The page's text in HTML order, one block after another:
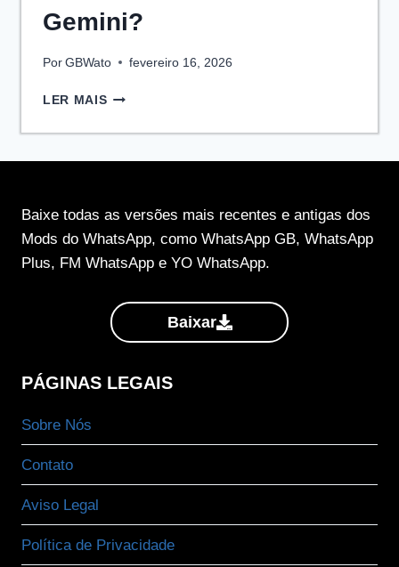
Gemini?
Por GBWato fevereiro 16, 2026
LER MAISMETA
É
CHATGPT
GOOGLE
GEMINI?
Baixe todas as versões mais recentes e antigas dos
Mods do WhatsApp, como WhatsApp GB, WhatsApp
Plus, FM WhatsApp e YO WhatsApp.
Baixar
PÁGINAS LEGAIS
Sobre Nós
Contato
Aviso Legal
Política de Privacidade